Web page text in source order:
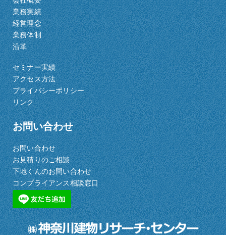
業務実績
経営理念
業務体制
沿革
セミナー実績
アクセス方法
プライバシーポリシー
リンク
お問い合わせ
お問い合わせ
お見積りのご相談
下地くんのお問い合わせ
コンプライアンス相談窓口